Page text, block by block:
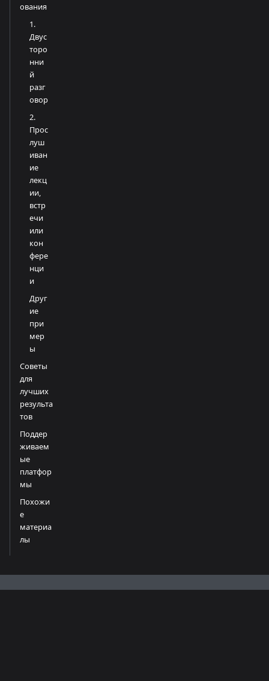
ования
1.
Двус
торо
нни
й
разг
овор
2.
Прос
луш
иван
ие
лекц
ии,
встр
ечи
или
кон
фере
нци
и
Друг
ие
при
мер
ы
Советы
для
лучших
результа
тов
Поддер
живаем
ые
платфор
мы
Похожи
е
материа
лы